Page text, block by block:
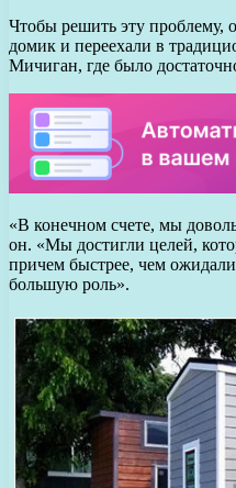
Чтобы решить эту проблему,
домик и переехали в
Мичиган, где было
«В конечном счете, мы
он. «Мы достигли целей,
причем быстрее, чем
большую роль».